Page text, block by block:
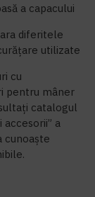
a capacului
diferitele
utilizate
cu
pentru mâner
catalogul
a
cunoaște